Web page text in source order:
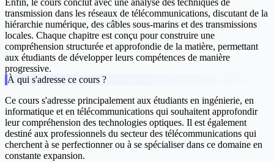
Enfin, le cours conclut avec une analyse des techniques de
transmission dans les réseaux de télécommunications, discutant de la
hiérarchie numérique, des câbles sous-marins et des transmissions
locales. Chaque chapitre est conçu pour construire une
compréhension structurée et approfondie de la matière, permettant
aux étudiants de développer leurs compétences de manière
progressive.
À qui s'adresse ce cours ?
Ce cours s'adresse principalement aux étudiants en ingénierie, en
informatique et en télécommunications qui souhaitent approfondir
leur compréhension des technologies optiques. Il est également
destiné aux professionnels du secteur des télécommunications qui
cherchent à se perfectionner ou à se spécialiser dans ce domaine en
constante expansion.